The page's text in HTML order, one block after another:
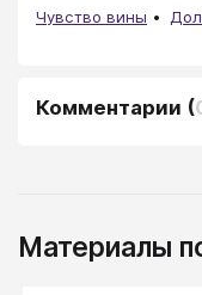
Чувство вины
Комментарии (
Материалы